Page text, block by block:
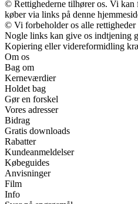
© Rettighederne tilhører os. Vi kan
køber via links på denne
© Vi forbeholder os alle rettigheder
Nogle links kan give os indtjening
Kopiering eller videreformidling
Om os
Bag om
Kerneværdier
Holdet bag
Gør en forskel
Vores adresser
Bidrag
Gratis downloads
Rabatter
Kundeanmeldelser
Købeguides
Anvisninger
Film
Info